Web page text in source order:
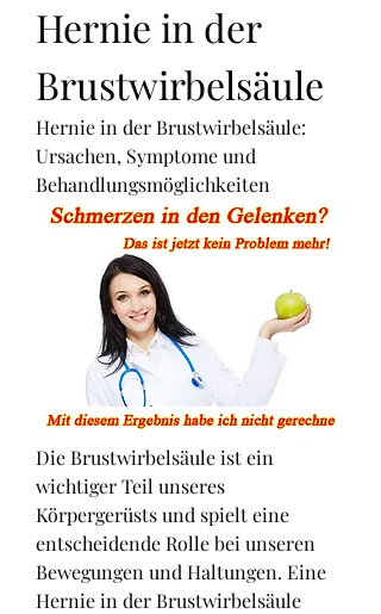
Hernie in der
Brustwirbelsäule
Hernie in der Brustwirbelsäule:
Ursachen, Symptome und
Behandlungsmöglichkeiten
Die Brustwirbelsäule ist ein
wichtiger Teil unseres
Körpergerüsts und spielt eine
entscheidende Rolle bei unseren
Bewegungen und Haltungen. Eine
Hernie in der Brustwirbelsäule